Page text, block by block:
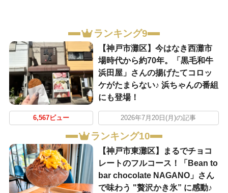
ランキング9
【神戸市灘区】今はなき西灘市
場時代から約70年。「黒毛和牛
浜田屋」さんの揚げたてコロッ
ケがたまらない♪ 浜ちゃんの番組
にも登場！
6,567ビュー 2026年7月20日(月)の記事
ランキング10
【神戸市東灘区】まるでチョコ
レートのフルコース！「Bean to
bar chocolate NAGANO」さん
で味わう "贅沢かき氷” に感動♪